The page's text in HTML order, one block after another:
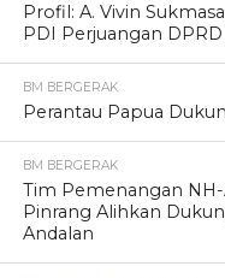
Profil: A. Vivin
PDI Perjuangan
BM BERGERAK
Perantau Papua
BM BERGERAK
Tim Pemenangan NH-
Pinrang Alihkan
Andalan